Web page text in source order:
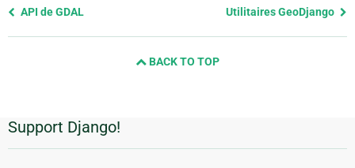
Previous
API de GDAL Utilitaires GeoDjango
BACK TO TOP
Informations
supplémentaires
Support Django!